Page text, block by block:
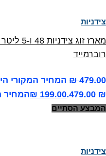
צידניות
רוברמייד
₪479.00
המחיר המקורי
₪ 479.00.
₪ 199.00 המחיר
המבצע הסתיים
צידניות